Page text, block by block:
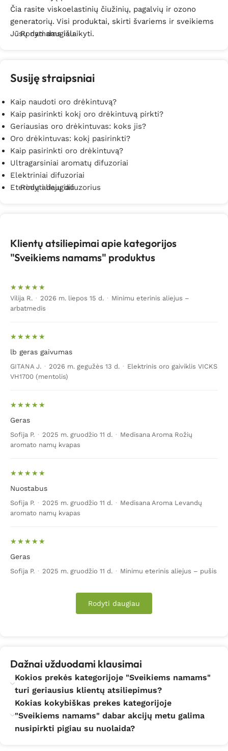
Čia rasite viskoelastinių čiužinių, pagalvių ir ozono
generatorių. Visi produktai, skirti švariems ir sveikiems
Jūsų namams išlaikyti.
Rodyti daugiau
Susiję straipsniai
Kaip naudoti oro drėkintuvą?
Kaip pasirinkti kokį oro drėkintuvą pirkti?
Geriausias oro drėkintuvas: koks jis?
Oro drėkintuvas: kokį pasirinkti?
Kaip pasirinkti oro drėkintuvą?
Ultragarsiniai aromatų difuzoriai
Elektriniai difuzoriai
Eterinių aliejų difuzorius
Rodyti daugiau
Klientų atsiliepimai apie kategorijos
"Sveikiems namams" produktus
Vilija R. · 2026 m. liepos 15 d. · Minimu eterinis aliejus –
arbatmedis
lb geras gaivumas
GITANA J. · 2026 m. gegužės 13 d. · Elektrinis oro gaiviklis VICKS
VH1700 (mentolis)
Geras
Sofija P. · 2025 m. gruodžio 11 d. · Medisana Aroma Rožių
aromato namų kvapas
Nuostabus
Sofija P. · 2025 m. gruodžio 11 d. · Medisana Aroma Levandų
aromato namų kvapas
Geras
Sofija P. · 2025 m. gruodžio 11 d. · Minimu eterinis aliejus – pušis
Rodyti daugiau
Dažnai užduodami klausimai
Kokios prekės kategorijoje "Sveikiems namams"
turi geriausius klientų atsiliepimus?
Kokias kokybiškas prekes kategorijoje
"Sveikiems namams" dabar akcijų metu galima
nusipirkti pigiau su nuolaida?